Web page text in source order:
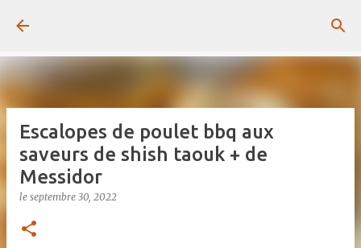
Escalopes de poulet bbq aux
saveurs de shish taouk + de
Messidor
le septembre 30, 2022